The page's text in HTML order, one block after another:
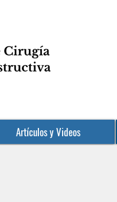
Artículos y Videos